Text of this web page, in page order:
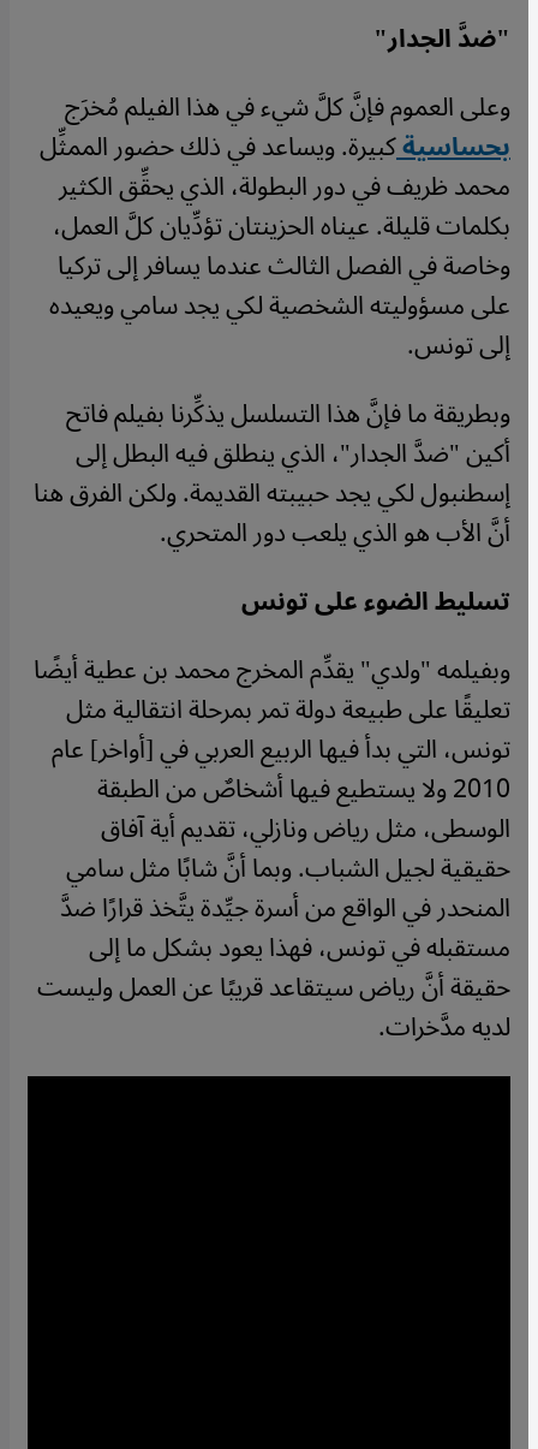
"ضدَّ الجدار"
وعلى العموم فإنَّ كلَّ شيء في هذا الفيلم مُخرَج
بحساسيةكبيرة. ويساعد في ذلك حضور الممثِّل
محمد ظريف في دور البطولة، الذي يحقِّق الكثير
بكلمات قليلة. عيناه الحزينتان تؤدِّيان كلَّ العمل،
وخاصة في الفصل الثالث عندما يسافر إلى تركيا
على مسؤوليته الشخصية لكي يجد سامي ويعيده
إلى تونس.
وبطريقة ما فإنَّ هذا التسلسل يذكِّرنا بفيلم فاتح
أكين "ضدَّ الجدار"، الذي ينطلق فيه البطل إلى
إسطنبول لكي يجد حبيبته القديمة. ولكن الفرق هنا
أنَّ الأب هو الذي يلعب دور المتحري.
تسليط الضوء على تونس
وبفيلمه "ولدي" يقدِّم المخرج محمد بن عطية أيضًا
تعليقًا على طبيعة دولة تمر بمرحلة انتقالية مثل
تونس، التي بدأ فيها الربيع العربي في [أواخر] عام
2010 ولا يستطيع فيها أشخاصٌ من الطبقة
الوسطى، مثل رياض ونازلي، تقديم أية آفاق
حقيقية لجيل الشباب. وبما أنَّ شابًا مثل سامي
المنحدر في الواقع من أسرة جيِّدة يتَّخذ قرارًا ضدَّ
مستقبله في تونس، فهذا يعود بشكل ما إلى
حقيقة أنَّ رياض سيتقاعد قريبًا عن العمل وليست
لديه مدَّخرات.